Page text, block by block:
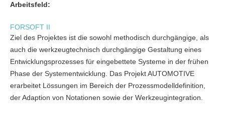
Arbeitsfeld:
FORSOFT II
Ziel des Projektes ist die sowohl methodisch durchgängige, als
auch die werkzeugtechnisch durchgängige Gestaltung eines
Entwicklungsprozesses für eingebettete Systeme in der frühen
Phase der Systementwicklung. Das Projekt AUTOMOTIVE
erarbeitet Lössungen im Bereich der Prozessmodelldefinition,
der Adaption von Notationen sowie der Werkzeugintegration.